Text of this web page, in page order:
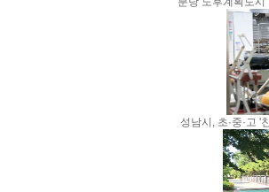
성남시, 초·중·고 '